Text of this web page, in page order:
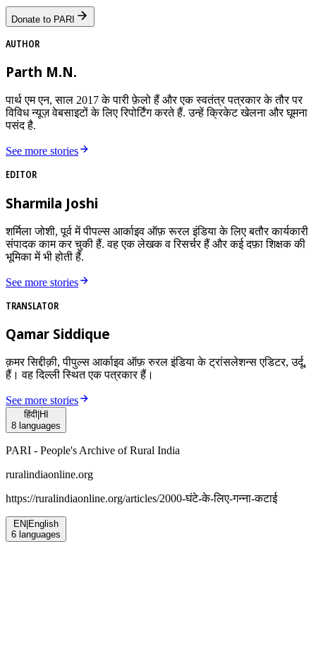
Donate to PARI
AUTHOR
Parth M.N.
पार्थ एम एन, साल 2017 के पारी फ़ेलो हैं और एक स्वतंत्र पत्रकार के तौर पर
विविध न्यूज़ वेबसाइटों के लिए रिपोर्टिंग करते हैं. उन्हें क्रिकेट खेलना और घूमना
पसंद है.
See more stories
EDITOR
Sharmila Joshi
शर्मिला जोशी, पूर्व में पीपल्स आर्काइव ऑफ़ रूरल इंडिया के लिए बतौर कार्यकारी
संपादक काम कर चुकी हैं. वह एक लेखक व रिसर्चर हैं और कई दफ़ा शिक्षक की
भूमिका में भी होती हैं.
See more stories
TRANSLATOR
Qamar Siddique
क़मर सिद्दीक़ी, पीपुल्स आर्काइव ऑफ़ रुरल इंडिया के ट्रांसलेशन्स एडिटर, उर्दू,
हैं। वह दिल्ली स्थित एक पत्रकार हैं।
See more stories
हिंदी| HI
8 languages
PARI - People's Archive of Rural India
ruralindiaonline.org
https://ruralindiaonline.org/articles/2000-घंटे-के-लिए-गन्ना-कटाई
EN English
6 languages